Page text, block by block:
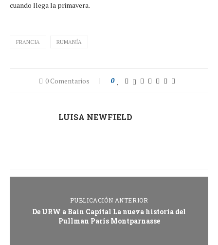
cuando llega la primavera.
FRANCIA RUMANÍA
0 Comentarios 0
LUISA NEWFIELD
PUBLICACIÓN ANTERIOR
De URW a Bain Capital La nueva historia del
Pullman Paris Montparnasse